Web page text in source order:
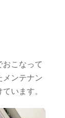
こなって
メンテナン
います。